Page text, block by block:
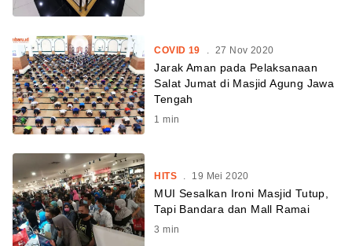
COVID 19 27 Nov 2020
Jarak Aman pada Pelaksanaan
Salat Jumat di Masjid Agung Jawa
Tengah
1 min
HITS . 19 Mei 2020
MUI Sesalkan Ironi Masjid Tutup,
Tapi Bandara dan Mall Ramai
3 min